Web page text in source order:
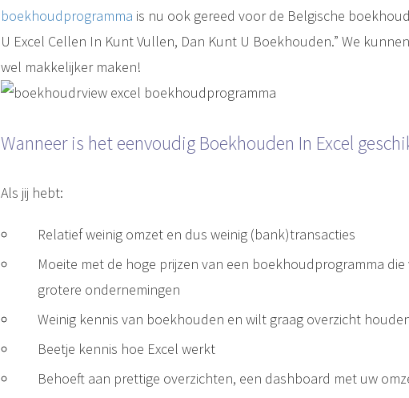
boekhoudprogramma is nu ook gereed voor de Belgische
U Excel Cellen In Kunt Vullen, Dan Kunt U Boekhouden.” We
wel makkelijker maken!
Wanneer is het eenvoudig Boekhouden In Excel
Als jij hebt:
Relatief weinig omzet en dus weinig (bank)transacties
Moeite met de hoge prijzen van een boekhoudprogramma
grotere ondernemingen
Weinig kennis van boekhouden en wilt graag overzicht
Beetje kennis hoe Excel werkt
Behoeft aan prettige overzichten, een dashboard met uw